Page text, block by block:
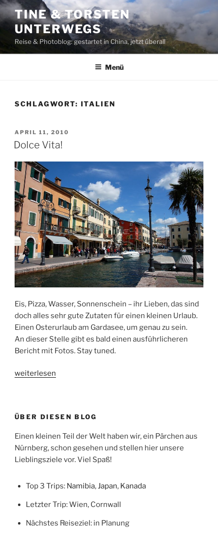
Zum
Inhalt
springen
TINE & TORSTEN
UNTERWEGS
Reise & Photoblog: gestartet in China, jetzt überall
Menü
SCHLAGWORT: ITALIEN
VERÖFFENTLICHT
AM
APRIL 11, 2010
Dolce Vita!
Eis, Pizza, Wasser, Sonnenschein – ihr Lieben, das sind
doch alles sehr gute Zutaten für einen kleinen Urlaub.
Einen Osterurlaub am Gardasee, um genau zu sein.
An dieser Stelle gibt es bald einen ausführlicheren
Bericht mit Fotos. Stay tuned.
„Dolce
weiterlesen
ÜBER DIESEN BLOG
Einen kleinen Teil der Welt haben wir, ein Pärchen aus
Nürnberg, schon gesehen und stellen hier unsere
Lieblingsziele vor. Viel Spaß!
Top 3 Trips: Namibia,Japan, Kanada
Letzter Trip: Wien, Cornwall
Nächstes Reiseziel: in Planung